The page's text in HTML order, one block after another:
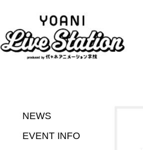
NEWS
EVENT INFO